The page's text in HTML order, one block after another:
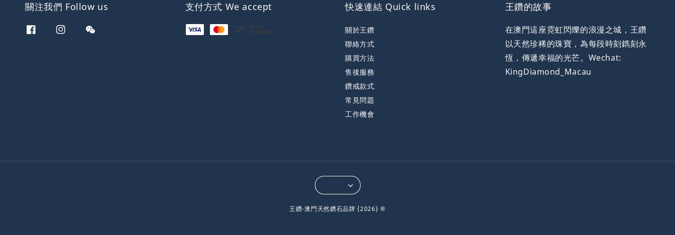
關注我們 Follow us 支付方式 We accept 快速連結 Quick links
關於王鑽
聯絡方式
購買方法
售後服務
鑽戒款式
常見問題
工作機會
王鑽的故事
在澳門這座霓虹閃爍的浪漫之城，王鑽
以天然珍稀的珠寶，為每段時刻鐫刻永
恆，傳遞幸福的光芒。Wechat:
KingDiamond_Macau
王鑽-澳門天然鑽石品牌 {2026} ®